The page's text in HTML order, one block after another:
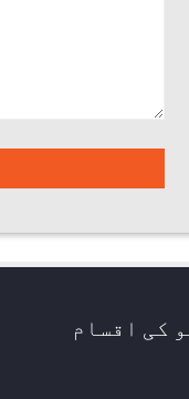
کی اقسام